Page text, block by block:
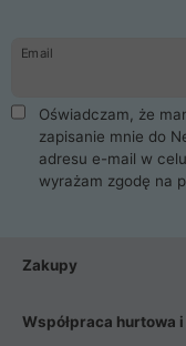
Email
Oświadczam, że
zapisanie mnie do
adresu e-mail w
wyrażam zgodę na
Zakupy
Współpraca hurtowa i